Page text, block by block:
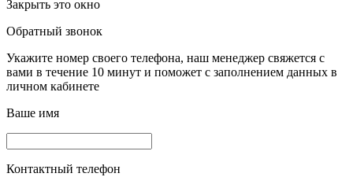
Закрыть это окно
Обратный звонок
Укажите номер своего телефона, наш менеджер свяжется с
вами в течение 10 минут и поможет с заполнением данных в
личном кабинете
Ваше имя
Контактный телефон